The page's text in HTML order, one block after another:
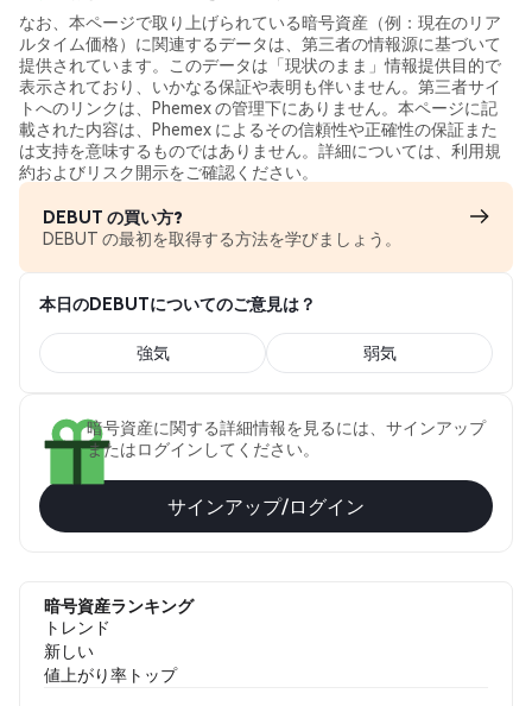
なお、本ページで取り上げられている暗号資産（例：現在のリア
ルタイム価格）に関連するデータは、第三者の情報源に基づいて
提供されています。このデータは「現状のまま」情報提供目的で
表示されており、いかなる保証や表明も伴いません。第三者サイ
トへのリンクは、Phemex の管理下にありません。本ページに記
載された内容は、Phemex によるその信頼性や正確性の保証また
は支持を意味するものではありません。詳細については、利用規
約およびリスク開示をご確認ください。
DEBUT の買い方?
DEBUT の最初を取得する方法を学びましょう。
本日のDEBUTについてのご意見は？
強気 弱気
暗号資産に関する詳細情報を見るには、サインアップ
またはログインしてください。
サインアップ/ログイン
暗号資産ランキング
トレンド
新しい
値上がり率トップ